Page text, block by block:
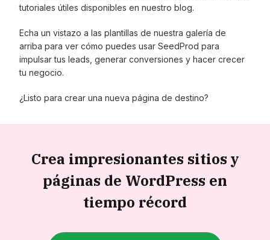
tutoriales útiles disponibles en nuestro blog.
Echa un vistazo a las plantillas de nuestra galería de
arriba para ver cómo puedes usar SeedProd para
impulsar tus leads, generar conversiones y hacer crecer
tu negocio.
¿Listo para crear una nueva página de destino?
Crea impresionantes sitios y
páginas de WordPress en
tiempo récord